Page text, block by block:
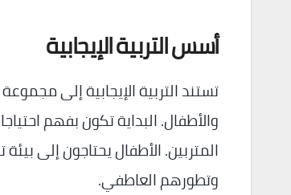
أسس التربية الإيجابية
تستند التربية الإيجابية إلى
والأطفال. البداية تكون بفهم
المتربين. الأطفال يحتاجون إلى
وتطورهم العاطفي.